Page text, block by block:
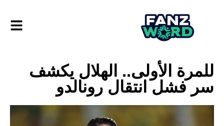
للمرة الأولى.. الهلال يكشف
سر فشل انتقال رونالدو